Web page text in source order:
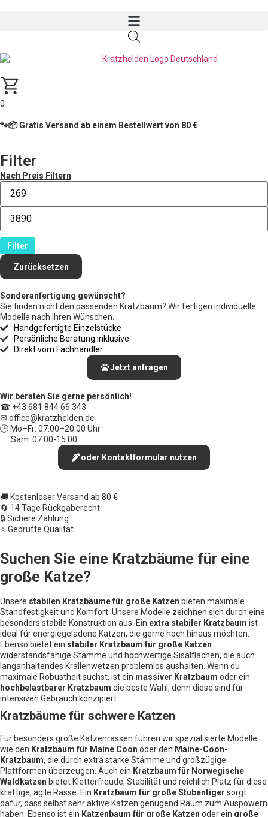
0
🐾📦 Gratis Versand ab einem Bestellwert von 80 €
Filter
Nach Preis Filtern
Filter
Zurücksetzen
Sonderanfertigung gewünscht?
Sie finden nicht den passenden Kratzbaum? Wir fertigen individuelle
Modelle nach Ihren Wünschen.
Handgefertigte Einzelstücke
Persönliche Beratung inklusive
Direkt vom Fachhändler
Jetzt anfragen
Wir beraten Sie gerne persönlich!
☎ +43 681 844 66 343
✉ office@kratzhelden.de
🕒 Mo–Fr: 07:00–20:00 Uhr
Sam: 07:00-15:00
oder Kontaktformular nutzen
🚚 Kostenloser Versand ab 80 €
🔄 14 Tage Rückgaberecht
🔒 Sichere Zahlung
⭐ Geprüfte Qualität
Suchen Sie eine Kratzbäume für eine
große Katze?
Unsere stabilen Kratzbäume für große Katzen bieten maximale
Standfestigkeit und Komfort. Unsere Modelle zeichnen sich durch eine
besonders stabile Konstruktion aus. Ein extra stabiler Kratzbaum ist
ideal für energiegeladene Katzen, die gerne hoch hinaus möchten.
Ebenso bietet ein stabiler Kratzbaum für große Katzen
widerstandsfähige Stämme und hochwertige Sisalflächen, die auch
langanhaltendes Krallenwetzen problemlos aushalten. Wenn du
maximale Robustheit suchst, ist ein massiver Kratzbaum oder ein
hochbelastbarer Kratzbaum die beste Wahl, denn diese sind für
intensiven Gebrauch konzipiert.
Kratzbäume für schwere Katzen
Für besonders große Katzenrassen führen wir spezialisierte Modelle
wie den Kratzbaum für Maine Coon oder den Maine-Coon-
Kratzbaum, die durch extra starke Stämme und großzügige
Plattformen überzeugen. Auch ein Kratzbaum für Norwegische
Waldkatzen bietet Kletterfreude, Stabilität und reichlich Platz für diese
kräftige, agile Rasse. Ein Kratzbaum für große Stubentiger sorgt
dafür, dass selbst sehr aktive Katzen genügend Raum zum Auspowern
haben. Ebenso ist ein Katzenbaum für große Katzen oder ein große